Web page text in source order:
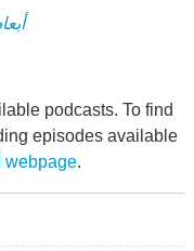
podcasts. To find
episodes available
أبعاد الصورة webpage.